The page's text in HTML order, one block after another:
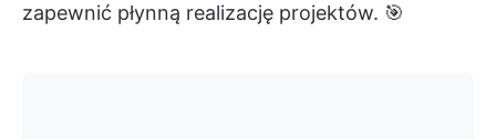
zapewnić płynną realizację projektów. 🎯